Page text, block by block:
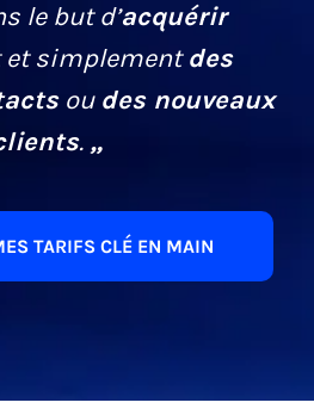
le but d’acquérir
et simplementdes
ou des nouveaux
. „
TARIFS CLÉ EN MAIN